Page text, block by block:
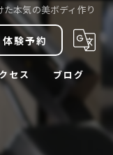
本気の美ボディ作り
験予約
セス ブログ
コラム